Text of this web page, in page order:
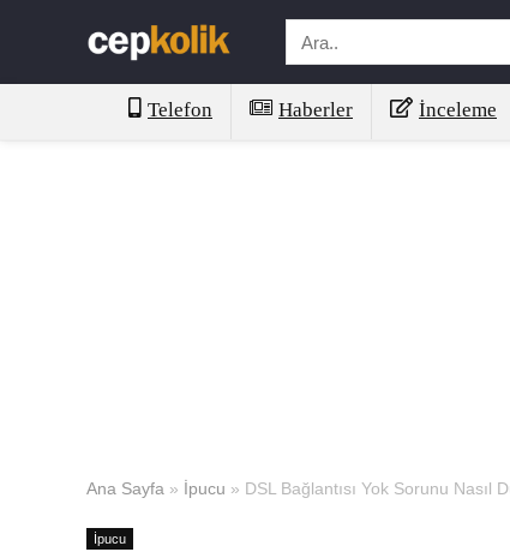
Telefon Haberler İnceleme
Ana Sayfa » İpucu » DSL Bağlantısı Yok Sorunu Nasıl
İpucu